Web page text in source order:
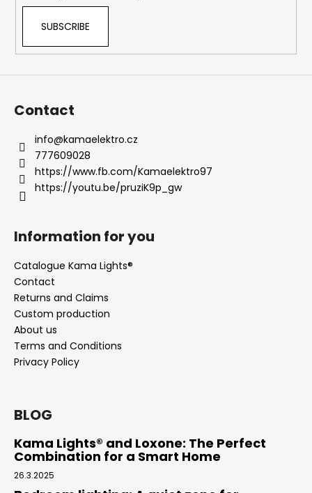
SUBSCRIBE
Contact
info@kamaelektro.cz
777609028
https://www.fb.com/Kamaelektro97
https://youtu.be/pruziK9p_gw
Information for you
Catalogue Kama Lights®
Contact
Returns and Claims
Custom production
About us
Terms and Conditions
Privacy Policy
BLOG
Kama Lights® and Loxone: The Perfect
Combination for a Smart Home
26.3.2025